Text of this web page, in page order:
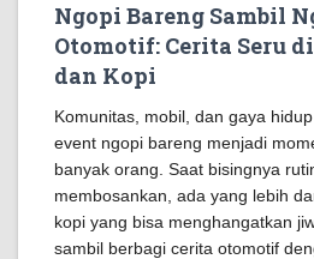
Ngopi Bareng Sambil
Otomotif: Cerita Seru
dan Kopi
Komunitas, mobil, dan gaya
event ngopi bareng menjadi
banyak orang. Saat bisingnya
membosankan, ada yang lebih
kopi yang bisa menghangatkan
sambil berbagi cerita otomotif